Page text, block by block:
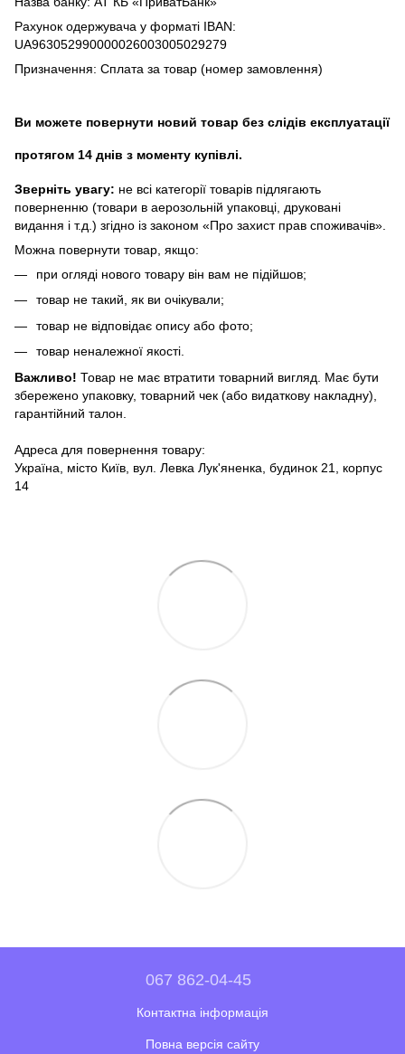
Рахунок одержувача у форматі IBAN:
UA963052990000026003005029279
Призначення: Сплата за товар (номер замовлення)
Ви можете повернути новий товар без слідів експлуатації
протягом 14 днів з моменту купівлі.
Зверніть увагу: не всі категорії товарів підлягають
поверненню (товари в аерозольній упаковці, друковані
видання і т.д.) згідно із законом «Про захист прав споживачів».
Можна повернути товар, якщо:
при огляді нового товару він вам не підійшов;
товар не такий, як ви очікували;
товар не відповідає опису або фото;
товар неналежної якості.
Важливо! Товар не має втратити товарний вигляд. Має бути
збережено упаковку, товарний чек (або видаткову накладну),
гарантійний талон.
Адреса для повернення товару:
Україна, місто Київ, вул. Левка Лук'яненка, будинок 21, корпус
14
067 862-04-45
Контактна інформація
Повна версія сайту